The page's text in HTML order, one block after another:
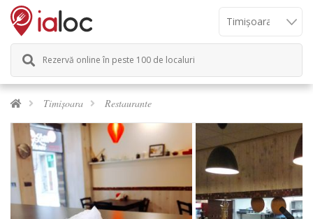
Rezervă online în peste 100 de localuri
Timișoara Restaurante